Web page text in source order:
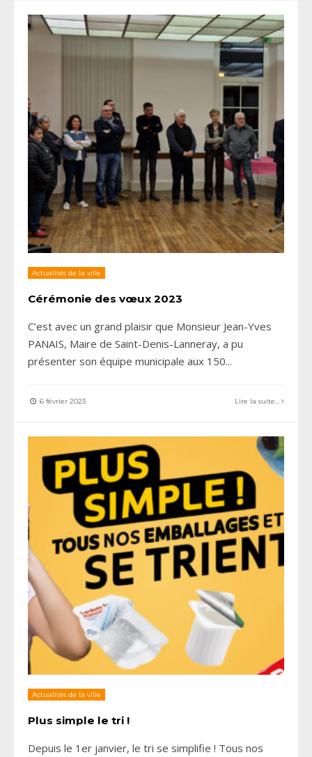
Actualités de la ville
Cérémonie des vœux 2023
C’est avec un grand plaisir que Monsieur Jean-Yves
PANAIS, Maire de Saint-Denis-Lanneray, a pu
présenter son équipe municipale aux 150...
6 février 2023 Lire la suite...
Actualités de la ville
Plus simple le tri !
Depuis le 1er janvier, le tri se simplifie ! Tous nos